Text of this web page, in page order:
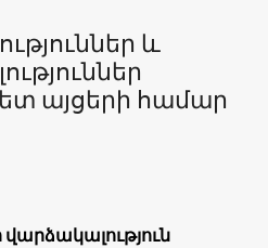
և
այցերի համար